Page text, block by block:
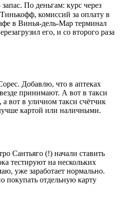
По деньгам: курс через
комиссий за оплату в
в Винья-дель-Мар терминал
его, и со второго раза
Добавлю, что в аптеках
принимают. А вот в такси
вот в уличном такси счётчик
картой или наличными.
Сантьяго (!) начали ставить
тестируют на нескольких
уже заработает нормально.
покупать отдельную карту